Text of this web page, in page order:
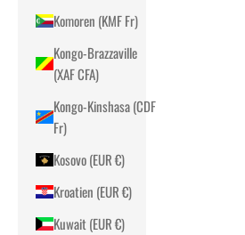
Komoren (KMF Fr)
Kongo-Brazzaville
(XAF CFA)
Kongo-Kinshasa (CDF
Fr)
Kosovo (EUR €)
Kroatien (EUR €)
Kuwait (EUR €)